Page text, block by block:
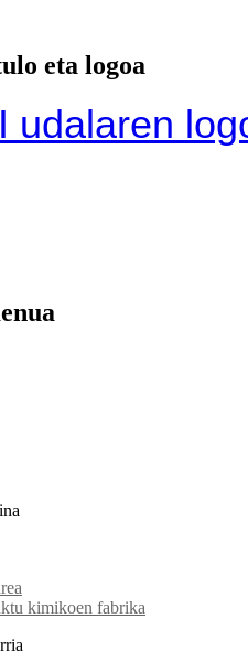
eta logoa
kimikoen fabrika